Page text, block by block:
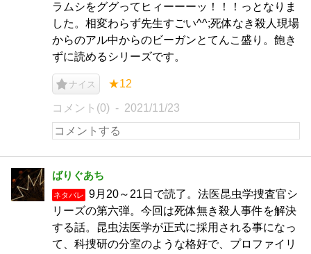
ラムシをググってヒィーーーッ！！！っとなりま
した。相変わらず先生すごい^^;死体なき殺人現場
からのアル中からのビーガンとてんこ盛り。飽き
ずに読めるシリーズです。
ナイス ★12
コメント(0) 2021/11/23
ばりぐあち
ネタバレ
9月20～21日で読了。法医昆虫学捜査官シ
リーズの第六弾。今回は死体無き殺人事件を解決
する話。昆虫法医学が正式に採用される事になっ
て、科捜研の分室のような格好で、プロファイリ